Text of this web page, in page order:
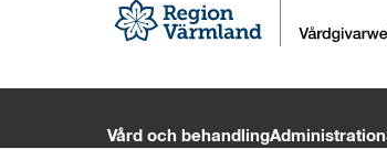
Vård och behandlingAdministration